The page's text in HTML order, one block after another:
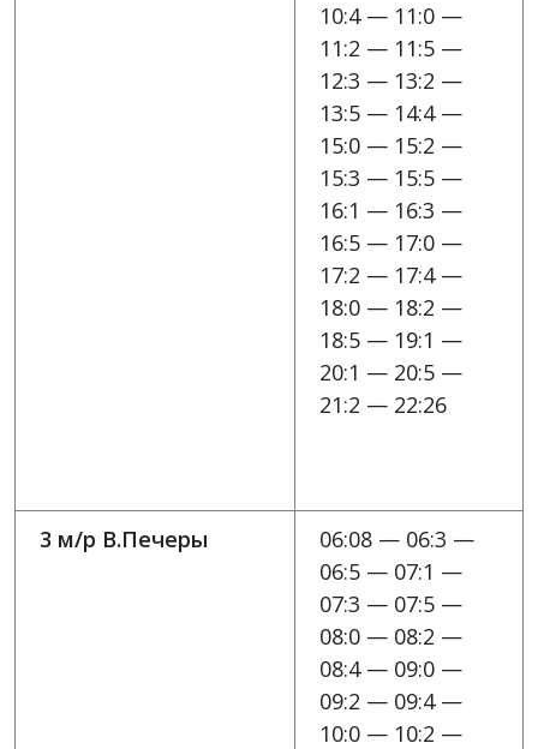
10:4 — 11:0 —
11:2 — 11:5 —
12:3 — 13:2 —
13:5 — 14:4 —
15:0 — 15:2 —
15:3 — 15:5 —
16:1 — 16:3 —
16:5 — 17:0 —
17:2 — 17:4 —
18:0 — 18:2 —
18:5 — 19:1 —
20:1 — 20:5 —
21:2 — 22:26
3 м/р В.Печеры
06:08 — 06:3 —
06:5 — 07:1 —
07:3 — 07:5 —
08:0 — 08:2 —
08:4 — 09:0 —
09:2 — 09:4 —
10:0 — 10:2 —